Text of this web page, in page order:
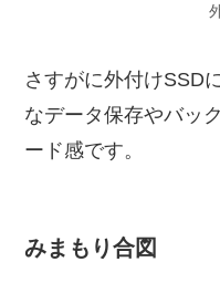
さすがに外付けSSD
なデータ保存やバッ
ード感です。
みまもり合図